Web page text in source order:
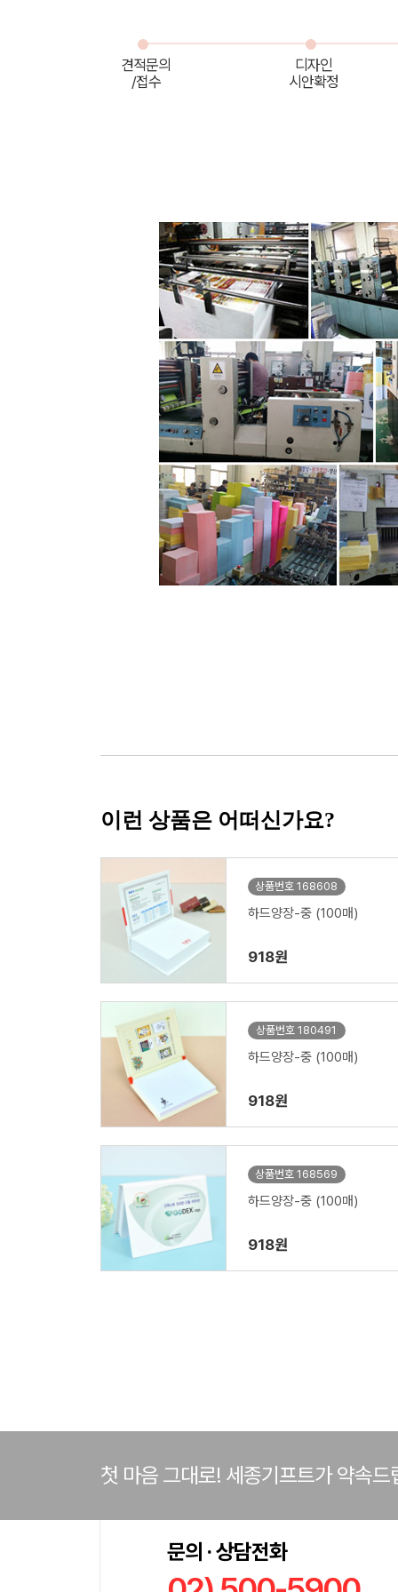
견적문의
/접수
디자인
시안확정
이런 상품은 어떠신가요?
상품번호 168608
하드양장-중 (100매)
918원
상품번호 180491
하드양장-중 (100매)
918원
상품번호 168569
하드양장-중 (100매)
918원
첫 마음 그대로! 세종기프트가 약속드
문의 · 상담전화